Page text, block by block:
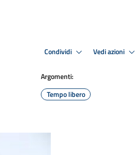
Condividi Vedi azioni
Argomenti:
Tempo libero